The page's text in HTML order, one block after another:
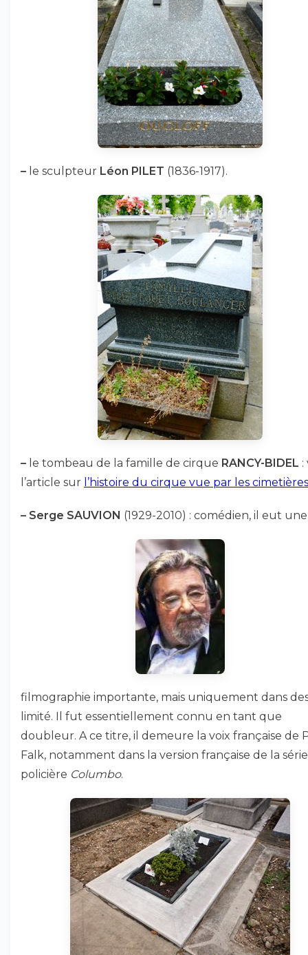
– le sculpteur Léon PILET (1836-1917).
– le tombeau de la famille de cirque RANCY-BIDEL :
l’article sur l’histoire du cirque vue par les cimetières
– Serge SAUVION (1929-2010) : comédien, il eut une
filmographie importante, mais uniquement dans
limité. Il fut essentiellement connu en tant que
doubleur. A ce titre, il demeure la voix française de
Falk, notamment dans la version française de la série
policière Columbo.